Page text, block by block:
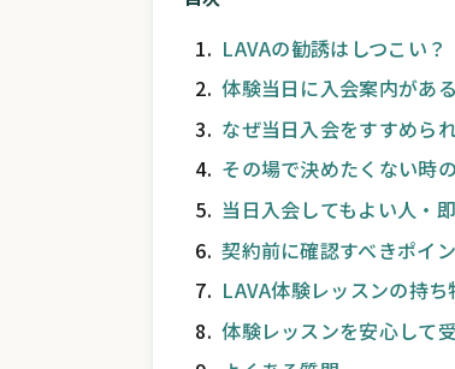
LAVAの勧誘はしつこい？
体験当日に入会案内があ
なぜ当日入会をすすめら
その場で決めたくない時
当日入会してもよい人・
契約前に確認すべきポイ
LAVA体験レッスンの持ち
体験レッスンを安心して